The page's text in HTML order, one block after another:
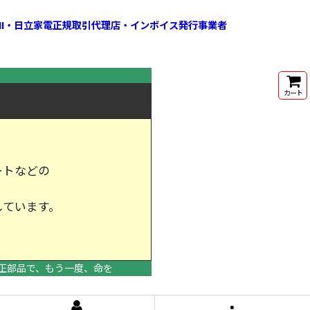
日立家電正規取引代理店・インボイス発行事業者
などの
います。
ます。
品で、もう一度、命を
カート